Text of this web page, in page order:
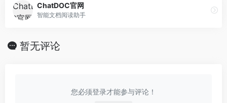
ChatDOC官网
智能文档阅读助手
暂无评论
您必须登录才能参与评论！